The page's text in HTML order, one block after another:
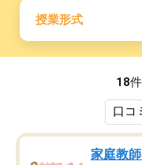
授業形式
18
家庭教